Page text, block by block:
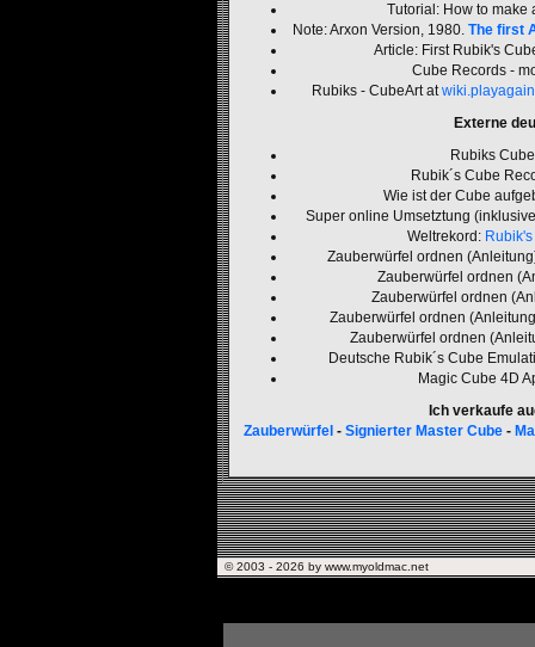
Tutorial: How to
Note: Arxon Version, 1980. The first
Article: First Rubik's
Cube Records -
Rubiks - CubeArt at
Externe
Rubiks
Rubik´s Cube
Wie ist der Cube
Super online Umsetztung
Weltrekord:
Zauberwürfel ordnen
Zauberwürfel ordnen
Zauberwürfel ordnen
Zauberwürfel ordnen
Zauberwürfel ordnen
Deutsche Rubik´s Cube
Magic Cube 4D
Ich verkaufe
Zauberwürfel - Signierter Master Cube-
© 2003 - 2026 by www.myoldmac.net